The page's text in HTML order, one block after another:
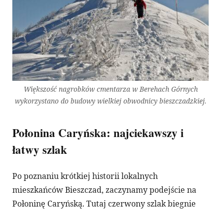
Większość nagrobków cmentarza w Berehach Górnych
wykorzystano do budowy wielkiej obwodnicy bieszczadzkiej.
Połonina Caryńska: najciekawszy i
łatwy szlak
Po poznaniu krótkiej historii lokalnych
mieszkańców Bieszczad, zaczynamy podejście na
Połoninę Caryńską. Tutaj czerwony szlak biegnie